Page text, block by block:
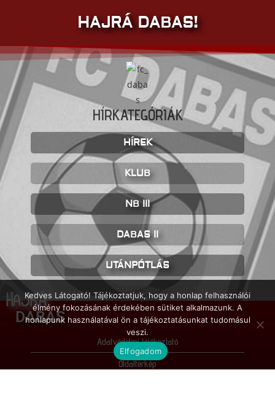
HAJRÁ DABAS!
HÍRKATEGÓRIÁK
HÍREK
KLUB
NB III
DABAS II
UTÁNPÓTLÁS
HAJRÁ
DABAS
Adatvédelmi tájékoztató
Oldaltérkép
Kedves Látogató! Tájékoztatjuk, hogy a honlap felhasználói
élmény fokozásának érdekében sütiket alkalmazunk. A
honlapunk használatával ön a tájékoztatásunkat tudomásul
veszi.
Elfogadom